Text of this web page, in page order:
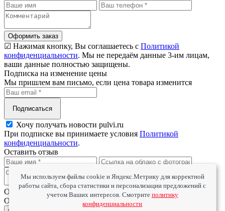
Оформить заказ
☑ Нажимая кнопку, Вы соглашаетесь с Политикой
конфиденциальности. Мы не передаём данные 3-им лицам,
ваши данные полностью защищены.
Подписка на изменение цены
Мы пришлем вам письмо, если цена товара изменится
Подписаться
Хочу получать новости pulvi.ru
При подписке вы принимаете условия Политикой
конфиденциальности.
Оставить отзыв
Оцените товар
Оцените сервис
Мы используем файлы cookie и Яндекс.Метрику для корректной
работы сайта, сбора статистики и персонализации предложений с
учетом Ваших интересов. Смотрите политику
конфиденциальности